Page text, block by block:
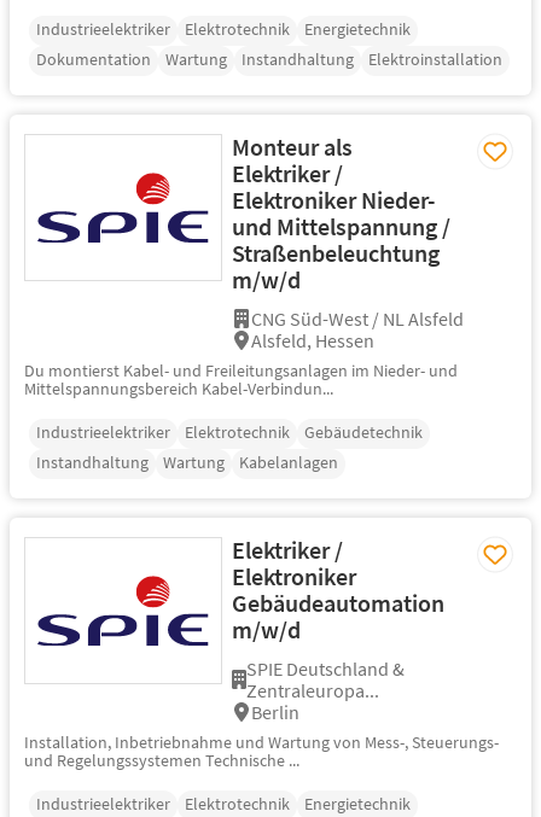
Industrieelektriker
Elektrotechnik
Energietechnik
Dokumentation
Wartung Instandhaltung Elektroinstallation
Monteur als
Elektriker /
Elektroniker Nieder-
und Mittelspannung /
Straßenbeleuchtung
m/w/d
CNG Süd-West / NL Alsfeld
Alsfeld, Hessen
Du montierst Kabel- und Freileitungsanlagen im Nieder- und
Mittelspannungsbereich Kabel-Verbindun...
Industrieelektriker
Elektrotechnik
Gebäudetechnik
Instandhaltung
Wartung Kabelanlagen
Elektriker /
Elektroniker
Gebäudeautomation
m/w/d
SPIE Deutschland &
Zentraleuropa...
Berlin
Installation, Inbetriebnahme und Wartung von Mess-, Steuerungs-
und Regelungssystemen Technische ...
Industrieelektriker
Elektrotechnik
Energietechnik